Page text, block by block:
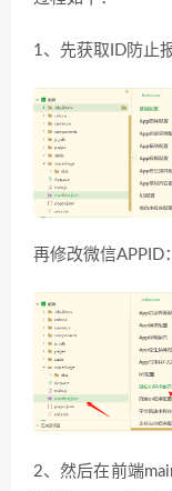
1、先获取ID防止
再修改微信APPID：
2、然后在前端